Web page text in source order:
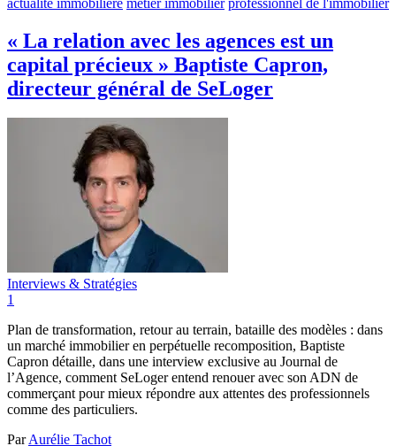
« La relation avec les agences est un
capital précieux » Baptiste Capron,
directeur général de SeLoger
Interviews & Stratégies
1
Plan de transformation, retour au terrain, bataille des modèles : dans
un marché immobilier en perpétuelle recomposition, Baptiste
Capron détaille, dans une interview exclusive au Journal de
l’Agence, comment SeLoger entend renouer avec son ADN de
commerçant pour mieux répondre aux attentes des professionnels
comme des particuliers.
ParAurélie Tachot